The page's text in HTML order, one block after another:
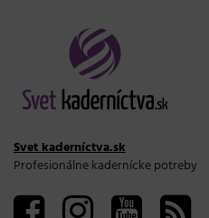
Svet kaderníctva.sk
Profesionálne kadernícke potreby